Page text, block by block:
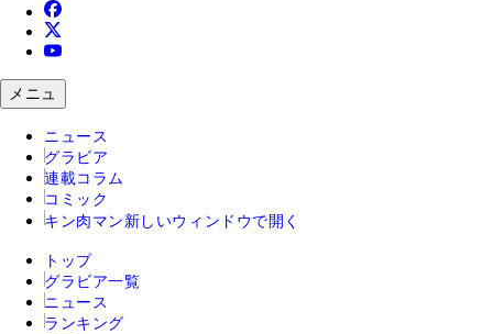
メニュ
ニュース
グラビア
連載コラム
コミック
キン肉マン 新しいウィンドウで開く
トップ
グラビア一覧
ニュース
ランキング